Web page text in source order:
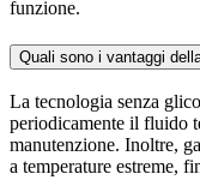
funzione.
Quali sono i vantaggi
La tecnologia senza
periodicamente il fluido
manutenzione. Inoltre,
a temperature estreme,